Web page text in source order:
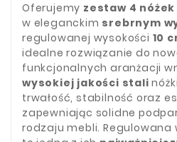
Oferujemy zestaw 4
w eleganckim srebrnym
regulowanej wysokości 10
idealne rozwiązanie do
funkcjonalnych aranżacji
wysokiej jakości stali
trwałość, stabilność oraz
zapewniając solidne
rodzaju mebli. Regulowana